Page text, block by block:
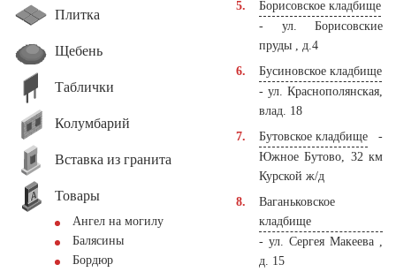
Плитка
Щебень
Таблички
Колумбарий
Вставка из гранита
Товары
Ангел на могилу
Балясины
Бордюр
Борисовское кладбище
- ул. Борисовские
пруды , д.4
Бусиновское кладбище
- ул. Краснополянская,
влад. 18
Бутовское кладбище -
Южное Бутово, 32 км
Курской ж/д
Ваганьковское
кладбище
- ул. Сергея Макеева ,
д. 15